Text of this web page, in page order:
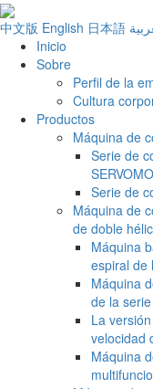
中文版 English 日本語
Inicio
Sobre
Perfil de la
Cultura
Productos
Máquina de
Serie de
Serie de
Máquina de
de doble
Máquina
espiral de
Máquina
de la
La
velocidad
Máquina